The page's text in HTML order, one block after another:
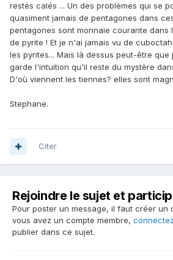
restés calés ... Un des problèmes qui se
quasiment jamais de pentagones dans
pentagones sont monnaie courante dans
de pyrite ! Et je n'ai jamais vu de
les pyrites... Mais là dessus peut-être que
garde l'intuition qu'il reste du mystère
D'où viennent les tiennes? elles sont
Stephane.
Citer
Rejoindre le sujet et
Pour poster un message, il faut créer un
vous avez un compte membre,
publier dans ce sujet.